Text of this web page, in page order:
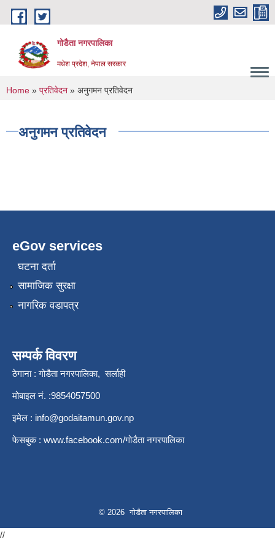
Skip to main content
गोडैता नगरपालिका
मधेश प्रदेश, नेपाल सरकार
You are here
Home » प्रतिवेदन » अनुगमन प्रतिवेदन
अनुगमन प्रतिवेदन
eGov services
घटना दर्ता
सामाजिक सुरक्षा
नागरिक वडापत्र
सम्पर्क विवरण
ठेगाना : गोडैता नगरपालिका, सर्लाही
मोबाइल नं. :9854057500
इमेल : info@godaitamun.gov.np
फेसबुक : www.facebook.com/गोडैता नगरपालिका
© 2026 गोडैता नगरपालिका
//